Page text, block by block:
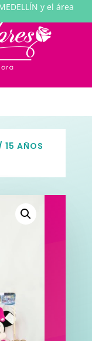
y el área
15 AÑOS